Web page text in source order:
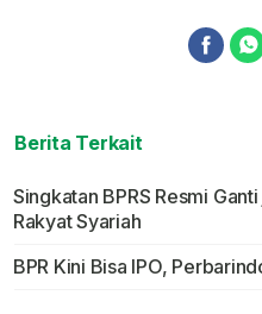
Berita Terkait
Singkatan BPRS Resmi
Rakyat Syariah
BPR Kini Bisa IPO,